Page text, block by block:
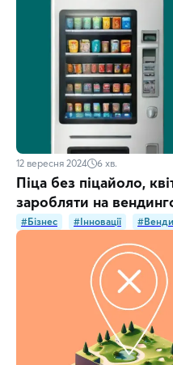
12 вересня 2024 6 хв.
Піца без піцайоло,
заробляти на
#Бізнес #Інновації